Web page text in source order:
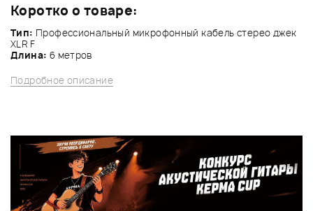
Коротко о товаре:
Тип: Профессиональный микрофонный кабель стерео джек
XLR F
Длина: 6 метров
Подробное описание